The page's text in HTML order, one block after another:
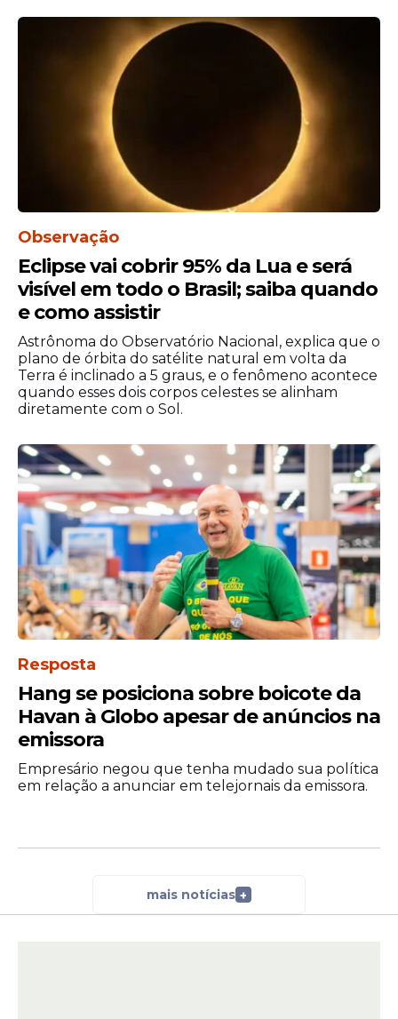
Estadão Conteúdo
Observação
Eclipse vai cobrir 95% da Lua e será
visível em todo o Brasil; saiba quando
e como assistir
Astrônoma do Observatório Nacional, explica que o
plano de órbita do satélite natural em volta da
Terra é inclinado a 5 graus, e o fenômeno acontece
quando esses dois corpos celestes se alinham
diretamente com o Sol.
Resposta
Hang se posiciona sobre boicote da
Havan à Globo apesar de anúncios na
emissora
Empresário negou que tenha mudado sua política
em relação a anunciar em telejornais da emissora.
mais notícias +